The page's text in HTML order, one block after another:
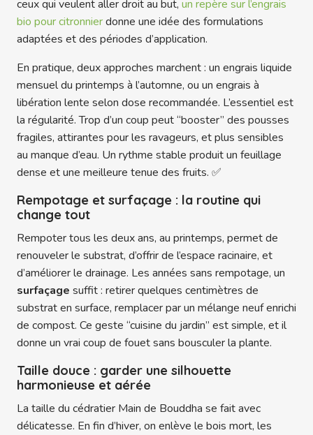
ceux qui veulent aller droit au but, un repère sur l’engrais
bio pour citronnierdonne une idée des formulations
adaptées et des périodes d’application.
En pratique, deux approches marchent : un engrais liquide
mensuel du printemps à l’automne, ou un engrais à
libération lente selon dose recommandée. L’essentiel est
la régularité. Trop d’un coup peut “booster” des pousses
fragiles, attirantes pour les ravageurs, et plus sensibles
au manque d’eau. Un rythme stable produit un feuillage
dense et une meilleure tenue des fruits. ✅
Rempotage et surfaçage : la routine qui
change tout
Rempoter tous les deux ans, au printemps, permet de
renouveler le substrat, d’offrir de l’espace racinaire, et
d’améliorer le drainage. Les années sans rempotage, un
surfaçage suffit : retirer quelques centimètres de
substrat en surface, remplacer par un mélange neuf enrichi
de compost. Ce geste “cuisine du jardin” est simple, et il
donne un vrai coup de fouet sans bousculer la plante.
Taille douce : garder une silhouette
harmonieuse et aérée
La taille du cédratier Main de Bouddha se fait avec
délicatesse. En fin d’hiver, on enlève le bois mort, les